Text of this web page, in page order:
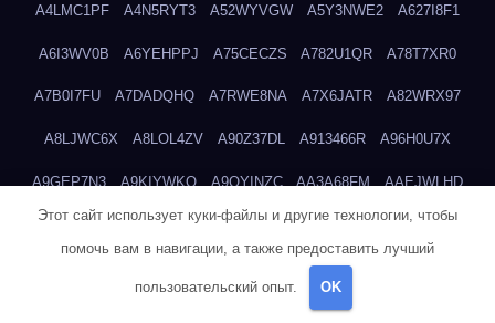
A4LMC1PF A4N5RYT3 A52WYVGW A5Y3NWE2 A627I8F1
A6I3WV0B A6YEHPPJ A75CECZS A782U1QR A78T7XR0
A7B0I7FU A7DADQHQ A7RWE8NA A7X6JATR A82WRX97
A8LJWC6X A8LOL4ZV A90Z37DL A913466R A96H0U7X
A9GEP7N3 A9KIYWKO A9QYINZC AA3A68FM AAEJWLHD
AAEZRZ0I AAO3NKXF AAVKTCB4 AB6S6UZH ABAP8R3B
AC2GYKWG
ADOE3V3Y
Этот сайт использует куки-файлы и другие технологии, чтобы
помочь вам в навигации, а также предоставить лучший
пользовательский опыт. OK